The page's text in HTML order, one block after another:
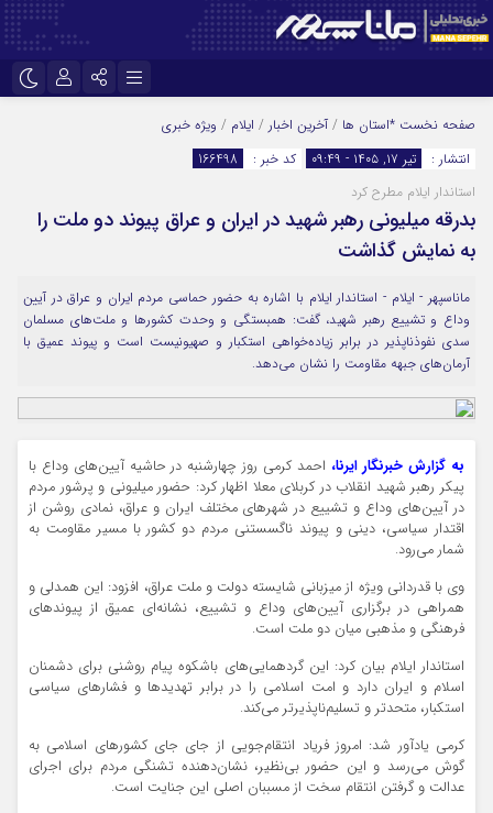
اینستاگرام
تلگرام
سروش
ایتا
آپارات
نام کاربری یا نشانی ایمیل
مرا به خاطر بسپار
صفحه نخست *استان ها / آخرین اخبار / ایلام / ویژه خبری
انتشار :
تیر ۱۷, ۱۴۰۵ - ۰۹:۴۹ کد خبر :
166498
استاندار ایلام مطرح کرد
بدرقه میلیونی رهبر شهید در ایران و عراق پیوند دو ملت را
به نمایش گذاشت
ماناسپهر - ایلام - استاندار ایلام با اشاره به حضور حماسی مردم ایران و عراق در آیین
وداع و تشییع رهبر شهید، گفت: همبستگی و وحدت کشورها و ملت‌های مسلمان
سدی نفوذناپذیر در برابر زیاده‌خواهی استکبار و صهیونیست است و پیوند عمیق با
آرمان‌های جبهه مقاومت را نشان می‌دهد.
به گزارش خبرنگار ایرنا، احمد کرمی روز چهارشنبه در حاشیه آیین‌های وداع با
پیکر رهبر شهید انقلاب در کربلای معلا اظهار کرد: حضور میلیونی و پرشور مردم
در آیین‌های وداع و تشییع در شهرهای مختلف ایران و عراق، نمادی روشن از
اقتدار سیاسی، دینی و پیوند ناگسستنی مردم دو کشور با مسیر مقاومت به
شمار می‌رود.
وی با قدردانی ویژه از میزبانی شایسته دولت و ملت عراق، افزود: این همدلی و
همراهی در برگزاری آیین‌های وداع و تشییع، نشانه‌ای عمیق از پیوندهای
فرهنگی و مذهبی میان دو ملت است.
استاندار ایلام بیان کرد: این گردهمایی‌های باشکوه پیام روشنی برای دشمنان
اسلام و ایران دارد و امت اسلامی را در برابر تهدیدها و فشارهای سیاسی
استکبار، متحدتر و تسلیم‌ناپذیرتر می‌کند.
کرمی یادآور شد: امروز فریاد انتقام‌جویی از جای‌ جای کشورهای اسلامی به
گوش می‌رسد و این حضور بی‌نظیر، نشان‌دهنده تشنگی مردم برای اجرای
عدالت و گرفتن انتقام سخت از مسببان اصلی این جنایت است.